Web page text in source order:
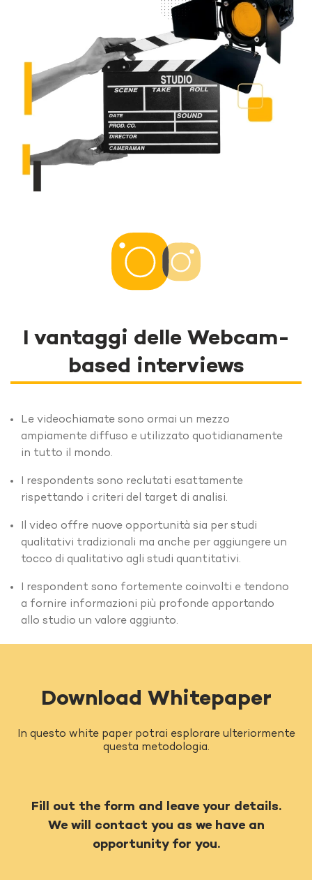
I vantaggi delle Webcam-
based interviews
Le videochiamate sono ormai un mezzo
ampiamente diffuso e utilizzato quotidianamente
in tutto il mondo.
I respondents sono reclutati esattamente
rispettando i criteri del target di analisi.
Il video offre nuove opportunità sia per studi
qualitativi tradizionali ma anche per aggiungere un
tocco di qualitativo agli studi quantitativi.
I respondent sono fortemente coinvolti e tendono
a fornire informazioni più profonde apportando
allo studio un valore aggiunto.
Download Whitepaper
In questo white paper potrai esplorare ulteriormente
questa metodologia.
Fill out the form and leave your details.
We will contact you as we have an
opportunity for you.